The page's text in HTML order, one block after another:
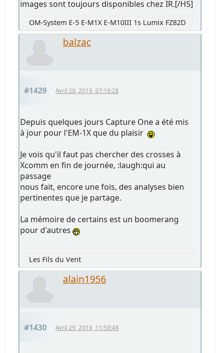
images sont toujours disponibles chez IR.[/HS]
OM-System E-5 E-M1X E-M10III 1s Lumix FZ82D
balzac
#1429 Avril 20, 2019, 07:16:28
Depuis quelques jours Capture One a été mis
à jour pour l'EM-1X que du plaisir
Je vois qu'il faut pas chercher des crosses à
Xcomm en fin de journée, :laugh:qui au
passage
nous fait, encore une fois, des analyses bien
pertinentes que je partage.
La mémoire de certains est un boomerang
pour d'autres
Les Fils du Vent
alain1956
#1430 Avril 29, 2019, 11:59:48